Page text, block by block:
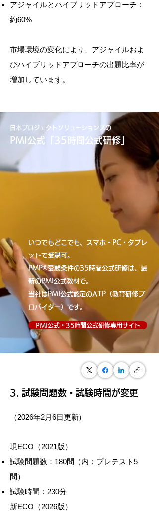
アジャイルとハイブリッドアプローチ：
約60%
市場環境の変化により、アジャイルおよ
びハイブリッドアプローチの出題比率が
増加しています。
日本プロジェクトソリューションズの
PMI公式​「35時間公式研修」
いつでもどこでも、スマホ・PC・タブレ
ットで受講可。
PMP®受験条件の35時間公式研修は、最
新のPMI公式教材で。
当社はPMI公式認定のATP（教育研修プ
ロバイダー）です。
PMI公式・35時間公式研修専用サイト
​3. 試験問題数・試験時間が変更
（2026年2月6日更新）
現ECO（2021版）
試験問題数：180問（内：プレテスト5
問）
試験時間：230分
新ECO（2026版）